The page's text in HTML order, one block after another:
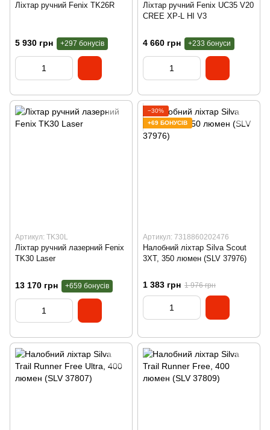
Ліхтар ручний Fenix TK26R
5 930 грн +297 бонусів
Ліхтар ручний Fenix UC35 V20
CREE XP-L HI V3
4 660 грн +233 бонуси
Артикул: TK30L
Ліхтар ручний лазерний Fenix
TK30 Laser
13 170 грн +659 бонусів
−30%
+69 БОНУСІВ
Артикул: 7318860202476
Налобний ліхтар Silva Scout
3XT, 350 люмен (SLV 37976)
1 383 грн 1 976 грн